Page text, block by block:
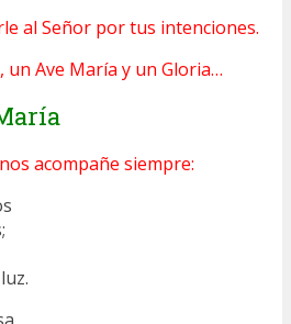
al Señor por tus intenciones.
un Ave María y un Gloria…
acompañe siempre: